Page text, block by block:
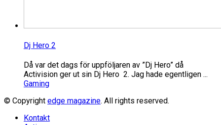
Dj Hero 2
Då var det dags för uppföljaren av ”Dj Hero” då
Activision ger ut sin Dj Hero 2. Jag hade egentligen ...
Gaming
© Copyright edge magazine. All rights reserved.
Kontakt